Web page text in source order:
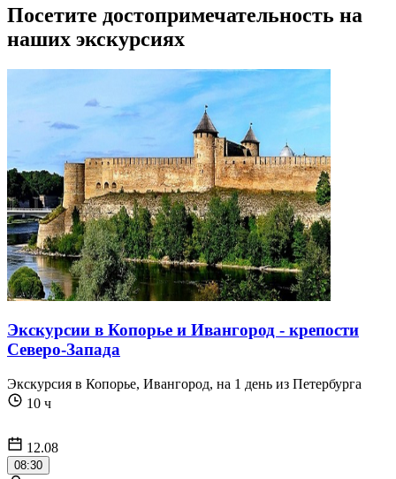
Посетите достопримечательность на
наших экскурсиях
Экскурсии в Копорье и Ивангород - крепости
Северо-Запада
Экскурсия в Копорье, Ивангород, на 1 день из Петербурга
10 ч
12.08
08:30